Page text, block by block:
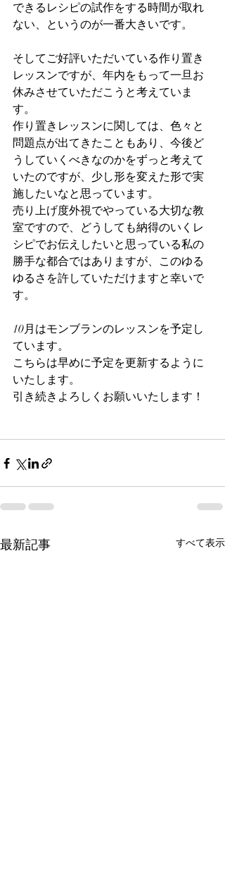
できるレシピの試作をする時間が取れ
ない、というのが一番大きいです。
そしてご好評いただいている作り置き
レッスンですが、年内をもって一旦お
休みさせていただこうと考えていま
す。
作り置きレッスンに関しては、色々と
問題点が出てきたこともあり、今後ど
うしていくべきなのかをずっと考えて
いたのですが、少し形を変えた形で実
施したいなと思っています。
売り上げ度外視でやっている大切な教
室ですので、どうしても納得のいくレ
シピでお伝えしたいと思っている私の
勝手な都合ではありますが、このゆる
ゆるさを許していただけますと幸いで
す。
10月はモンブランのレッスンを予定し
ています。
こちらは早めに予定を更新するように
いたします。
引き続きよろしくお願いいたします！
最新記事 すべて表示